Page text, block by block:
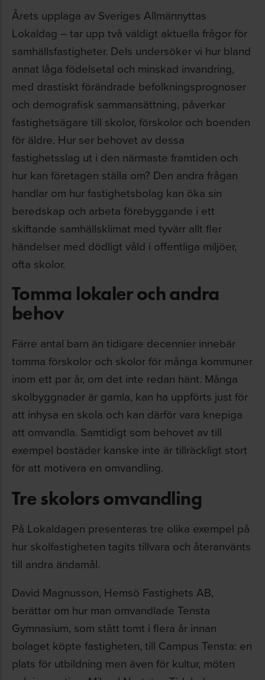
Årets upplaga av Sveriges Allmännyttas
Lokaldag – tar upp två väldigt aktuella frågor för
samhällsfastigheter. Dels undersöker vi hur bland
annat låga födelsetal och minskad invandring,
med drastiskt förändrade befolkningsprognoser
och demografisk sammansättning, påverkar
fastighetsägare till skolor, förskolor och boenden
för äldre. Hur ser behovet av dessa
fastighetsslag ut i den närmaste framtiden och
hur kan företagen ställa om? Den andra frågan
handlar om hur fastighetsbolag kan öka sin
beredskap och arbeta förebyggande i ett
skiftande samhällsklimat med tyvärr allt fler
händelser med dödligt våld i offentliga miljöer,
ofta skolor.
Tomma lokaler och andra
behov
Färre antal barn än tidigare decennier innebär
tomma förskolor och skolor för många kommuner
inom ett par år, om det inte redan hänt. Många
skolbyggnader är gamla, kan ha uppförts just för
att inhysa en skola och kan därför vara knepiga
att omvandla. Samtidigt som behovet av till
exempel bostäder kanske inte är tillräckligt stort
för att motivera en omvandling.
Tre skolors omvandling
På Lokaldagen presenteras tre olika exempel på
hur skolfastigheten tagits tillvara och återanvänts
till andra ändamål.
David Magnusson, Hemsö Fastighets AB,
berättar om hur man omvandlade Tensta
Gymnasium, som stått tomt i flera år innan
bolaget köpte fastigheten, till Campus Tensta: en
plats för utbildning men även för kultur, möten